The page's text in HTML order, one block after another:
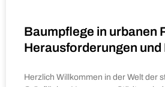
Baumpflege in urbanen
Herausforderungen und
Herzlich Willkommen in der Welt der